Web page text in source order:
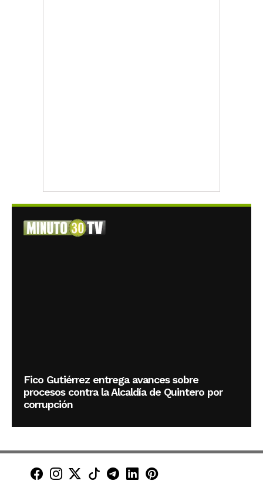
Fico Gutiérrez entrega avances sobre
procesos contra la Alcaldía de Quintero por
corrupción
Minuto30 en Facebook
Minuto30 en Instagram
Minuto30 en X (Twitter)
Minuto30 en TikTok
Canal de Minuto30 en
Minuto30 en LinkedIn
Minuto30 en